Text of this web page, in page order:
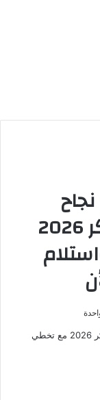
موسم توريد قصب السكر 2026